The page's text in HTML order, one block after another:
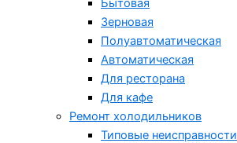
Бытовая
Зерновая
Полуавтоматическая
Автоматическая
Для ресторана
Для кафе
Ремонт холодильников
Типовые неисправности